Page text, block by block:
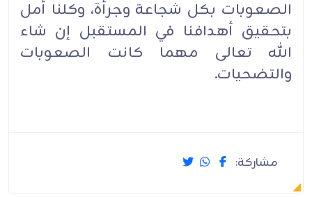
الصعوبات بكل شجاعة وجرأة، وكلنا أمل
بتحقيق أهدافنا في المستقبل إن شاء
الله تعالى مهما كانت الصعوبات
والتضحيات.
مشاركة: